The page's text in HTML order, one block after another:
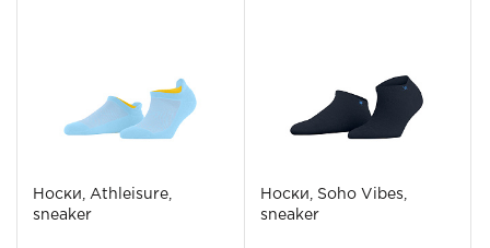
Носки, Athleisure,
sneaker
Носки, Soho Vibes,
sneaker